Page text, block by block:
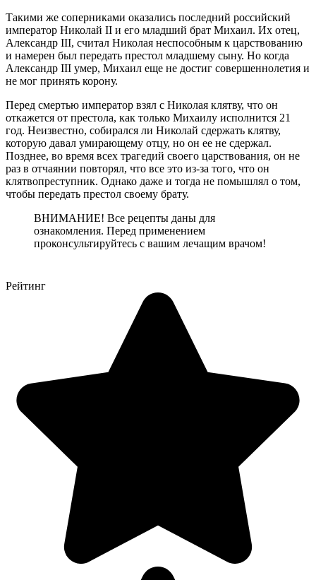
Такими же соперниками оказались последний российский
император Николай II и его млад­ший брат Михаил. Их отец,
Александр III, считал Николая неспособным к царствованию
и на­мерен был передать престол младшему сыну. Но когда
Александр III умер, Михаил еще не дос­тиг совершеннолетия и
не мог принять корону.
Перед смертью император взял с Николая клят­ву, что он
откажется от престола, как только Михаилу исполнится 21
год. Неизвестно, со­бирался ли Николай сдержать клятву,
которую давал умирающему отцу, но он ее не сдер­жал.
Позднее, во время всех трагедий своего царствования, он не
раз в отчаянии повторял, что все это из-за того, что он
клятвопреступник. Однако даже и тогда не помышлял о том,
чтобы передать престол своему брату.
ВНИМАНИЕ! Все рецепты даны для
ознакомления. Перед применением
проконсультируйтесь с вашим лечащим врачом!
Рейтинг